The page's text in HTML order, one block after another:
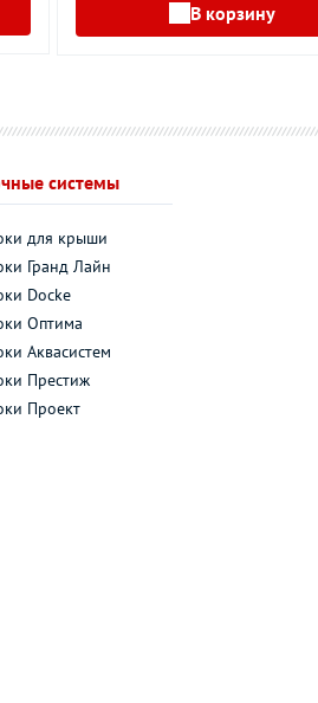
В корзину
системы
для крыши
Гранд Лайн
Docke
Оптима
Аквасистем
Престиж
Проект